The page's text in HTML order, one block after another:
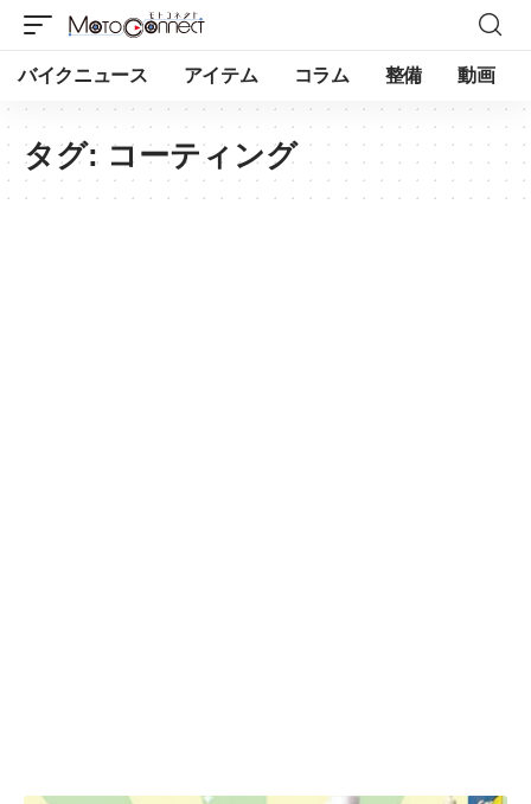
バイクニュース アイテム コラム 整備 動画
タグ: コーティング